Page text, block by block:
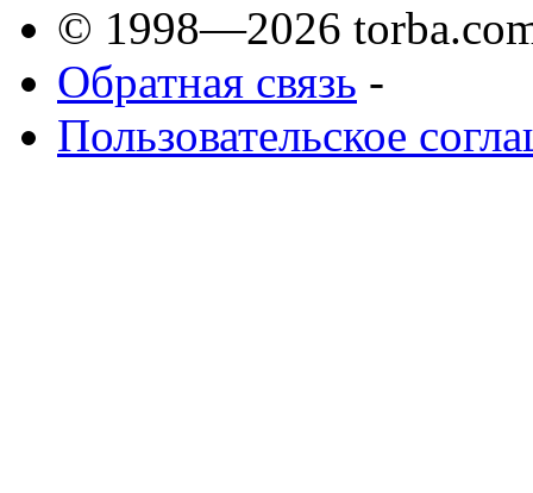
© 1998—2026
Обратная связь -
Пользовательское